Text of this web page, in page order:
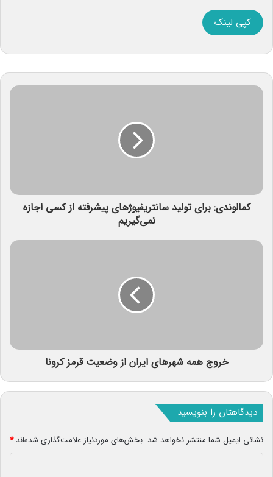
کپی لینک
کمالوندی: برای تولید سانتریفیوژهای پیشرفته از کسی اجازه
نمی‌گیریم
خروج همه شهرهای ایران از وضعیت قرمز کرونا
دیدگاهتان را بنویسید
نشانی ایمیل شما منتشر نخواهد شد. بخش‌های موردنیاز علامت‌گذاری شده‌اند*